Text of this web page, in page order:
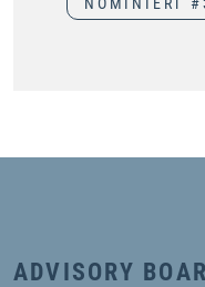
ADVISORY